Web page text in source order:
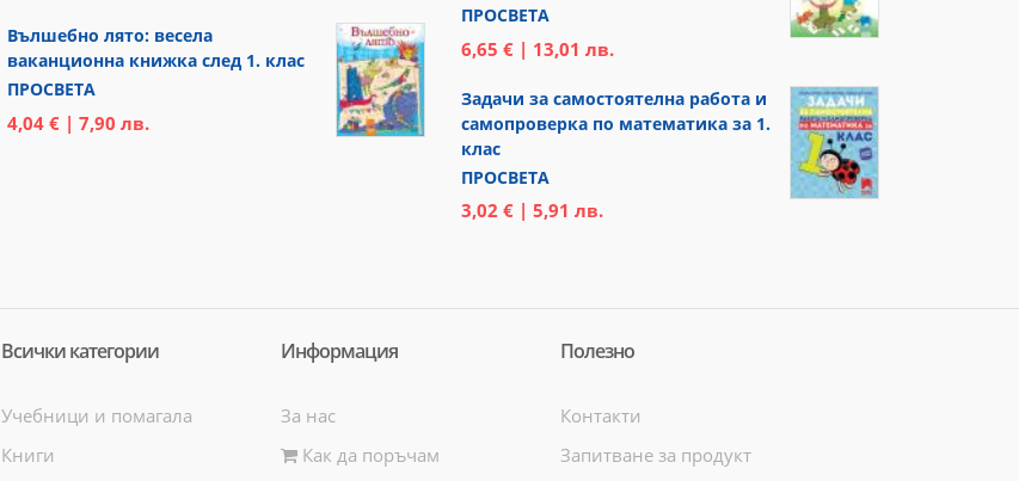
Вълшебно лято: весела
ваканционна книжка след 1. клас
ПРОСВЕТА
4,04 € | 7,90 лв.
ПРОСВЕТА
6,65 € | 13,01 лв.
Задачи за самостоятелна работа и
самопроверка по математика за 1.
клас
ПРОСВЕТА
3,02 € | 5,91 лв.
Всички категории
Учебници и помагала
Книги
Информация
За нас
Как да поръчам
Полезно
Контакти
Запитване за продукт